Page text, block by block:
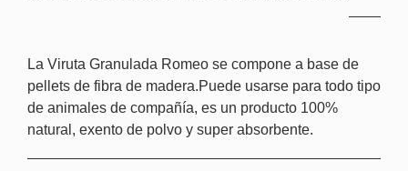
La Viruta Granulada Romeo se compone a base de
pellets de fibra de madera.Puede usarse para todo tipo
de animales de compañía, es un producto 100%
natural, exento de polvo y super absorbente.